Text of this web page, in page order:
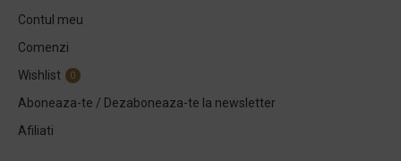
Contul meu
Comenzi
Wishlist
0
Aboneaza-te / Dezaboneaza-te la newsletter
Afiliati